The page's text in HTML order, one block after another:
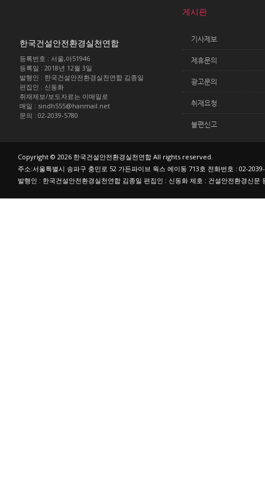
한국건설안전환경실천연합
등록번호 : 서울,아51946
등록일 : 2018년 12월 3일
발행인 : 한국건설안전환경실천연합 김종일
편집인 : 신동화
취재제보/보도자료는 이매일로
매일 : sindh555@hanmail.net
문의 : 02-2039-5780
게시판
기사제보
제휴문의
광고문의
취재요청
불편신고
Copyright © 2026 한국건설안전환경실천연합 All rights reserved.
주소:서울특별시 송파구 충민로 52 가든파이브 웍스 에이동 713호 전화번호 : 02-
발행인 : 한국건설안전환경실천연합 김종일 편집인 : 신동화 제호 : 건설안전환경신문